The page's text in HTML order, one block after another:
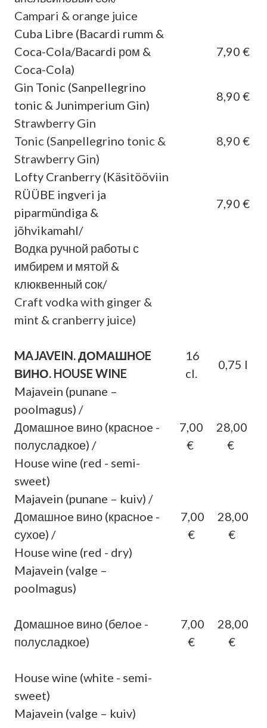
Campari & orange juice
Cuba Libre (Bacardi rumm &
Coca-Cola/Bacardi ром &
Coca-Cola)
7,90 €
Gin Tonic (Sanpellegrino
tonic & Junimperium Gin)
8,90 €
Strawberry Gin
Tonic (Sanpellegrino tonic &
Strawberry Gin)
8,90 €
Lofty Cranberry (Käsitööviin
RÜÜBE ingveri ja
piparmündiga &
jõhvikamahl/
7,90 €
Водка ручной работы с
имбирем и мятой &
клюквенный сок/
Craft vodka with ginger &
mint & cranberry juice)
MAJAVEIN. ДОMАШНOE
ВИНО. HOUSE WINE
16
cl.
0,75 l
Majavein (punane –
poolmagus) /
Домашнoe вино (краснoe -
полусладкое) /
House wine (red - semi-
sweet)
7,00
€
28,00
€
Majavein (punane – kuiv) /
Домашнoe вино (краснoe -
сухое) /
House wine (red - dry)
7,00
€
28,00
€
Majavein (valge –
poolmagus)
Домашнoе вино (белoe -
полусладкое)
House wine (white - semi-
sweet)
7,00
€
28,00
€
Majavein (valge – kuiv)